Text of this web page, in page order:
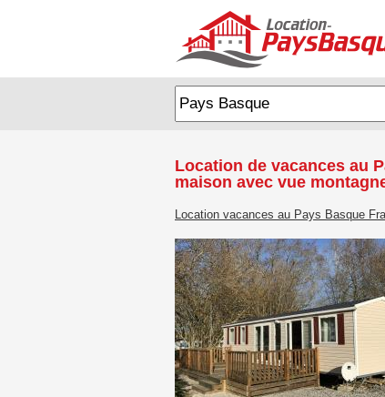
Location de vacances au
maison avec vue
Location vacances au Pays Basque